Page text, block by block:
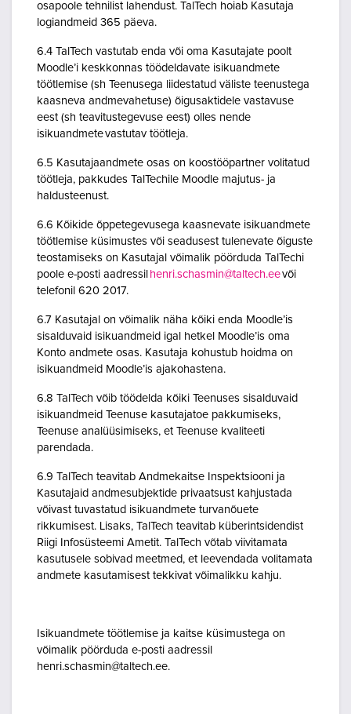
osapoole tehnilist lahendust. TalTech hoiab Kasutaja
logiandmeid 365 päeva.
6.4 TalTech vastutab enda või oma Kasutajate poolt
Moodle’i keskkonnas töödeldavate isikuandmete
töötlemise (sh Teenusega liidestatud väliste teenustega
kaasneva andmevahetuse) õigusaktidele vastavuse
eest (sh teavitustegevuse eest) olles nende
isikuandmete vastutav töötleja.
6.5 Kasutajaandmete osas on koostööpartner volitatud
töötleja, pakkudes TalTechile Moodle majutus- ja
haldusteenust.
6.6 Kõikide õppetegevusega kaasnevate isikuandmete
töötlemise küsimustes või seadusest tulenevate õiguste
teostamiseks on Kasutajal võimalik pöörduda TalTechi
poole e-posti aadressil henri.schasmin@taltech.eevõi
telefonil 620 2017.
6.7 Kasutajal on võimalik näha kõiki enda Moodle’is
sisalduvaid isikuandmeid igal hetkel Moodle’is oma
Konto andmete osas. Kasutaja kohustub hoidma on
isikuandmeid Moodle’is ajakohastena.
6.8 TalTech võib töödelda kõiki Teenuses sisalduvaid
isikuandmeid Teenuse kasutajatoe pakkumiseks,
Teenuse analüüsimiseks, et Teenuse kvaliteeti
parendada.
6.9 TalTech teavitab Andmekaitse Inspektsiooni ja
Kasutajaid andmesubjektide privaatsust kahjustada
võivast tuvastatud isikuandmete turvanõuete
rikkumisest. Lisaks, TalTech teavitab küberintsidendist
Riigi Infosüsteemi Ametit. TalTech võtab viivitamata
kasutusele sobivad meetmed, et leevendada volitamata
andmete kasutamisest tekkivat võimalikku kahju.
Isikuandmete töötlemise ja kaitse küsimustega on
võimalik pöörduda e-posti aadressil
henri.schasmin@taltech.ee.